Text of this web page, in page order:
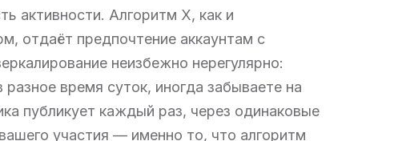
активности. Алгоритм X, как и
отдаёт предпочтение аккаунтам с
неизбежно нерегулярно:
время суток, иногда забываете на
публикует каждый раз, через одинаковые
участия — именно то, что алгоритм